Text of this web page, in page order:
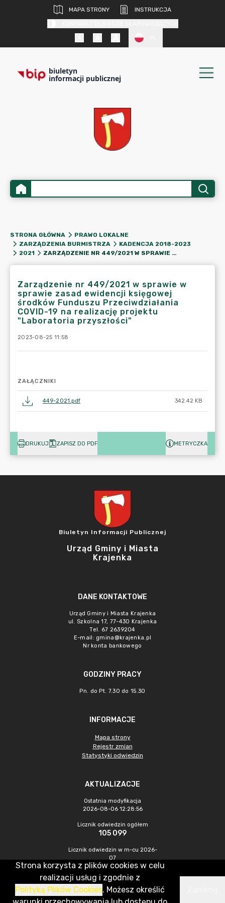
MAPA STRONY
INSTRUKCJA
biuletyn
informacji publicznej
STRONA GŁÓWNA
PRAWO LOKALNE
ZARZĄDZENIA BURMISTRZA
KADENCJA 2018-2023
2021
ZARZĄDZENIE NR 449/2021 W SPRAWIE W SPRAWIE ZASAD EWIDENCJI KSIĘGOWEJ ŚRODKÓW FUNDUSZU PRZECIWDZIAŁANIA COVID-19 NA REALIZACJĘ PROJEKTU "LABORATORIA PRZYSZŁOŚCI"
Zarządzenie nr 449/2021 w sprawie w
sprawie zasad ewidencji księgowej
środków Funduszu Przeciwdziałania
COVID-19 na realizację projektu
"Laboratoria przyszłości"
2023-08-25 11:58
ZAŁĄCZNIKI
449-2021.pdf 342.42 KB
DRUKUJ ZAPISZ DO PDF METRYCZKA
Biuletyn Informacji Publicznej
Urząd Gminy i Miasta
Krajenka
DANE KONTAKTOWE
Urząd Gminy i Miasta Krajenka
ul. Szkolna 17, 77-430 Krajenka
Tel. 67 2639204
E-mail: gmina@krajenka.pl
Nr konta bankowego
GODZINY PRACY
Pn. do Pt. 7.30 do 15.30
INFORMACJE
Mapa strony
Rejestr zmian
Statystyki odwiedzin
AKTUALIZACJE
Ostatnia modyfikacja
2026-08-06 12:28:56
Licznik odwiedzin ogółem
105 099
Licznik odwiedzin w m-cu 2026-
07
475
CMS & Hosting: Nefeni Sp. z o.o.
Strona korzysta z plików cookies w celu
realizacji usług i zgodnie z
Polityką Plików Cookies. Możesz określić